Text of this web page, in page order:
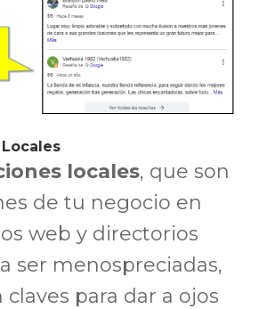
locales, que son
de tu negocio en
web y directorios
ser menospreciadas,
claves para dar a ojos